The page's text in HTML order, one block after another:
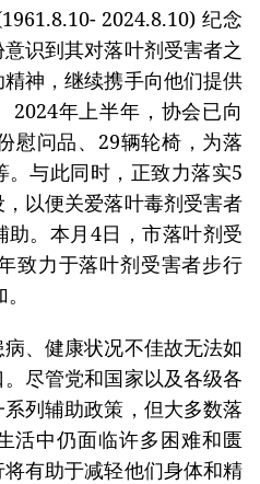
2024.8.10) 纪念
识到其对落叶剂受害者之
神，继续携手向他们提供
2024年上半年，协会已向
慰问品、29辆轮椅，为落
与此同时，正致力落实5
以便关爱落叶毒剂受害者
助。本月4日，市落叶剂受
致力于落叶剂受害者步行
、健康状况不佳故无法如
尽管党和国家以及各级各
列辅助政策，但大多数落
活中仍面临许多困难和匮
有助于减轻他们身体和精